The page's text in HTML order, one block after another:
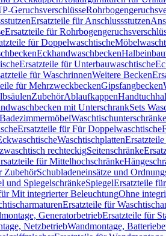
Geruchsverschlüsse
Ersatzteile für Anschlussstutzen
Ersatzteile für
für Doppelwaschtische
Eckhandwaschbecken
Ersatzteile für Unterbauwaschtische
für WaschrinnenWeitere Becken
für MehrzweckbeckenGipsfangbecken
ZubehörAblaufkappen
mit UnterschrankSets
BadezimmermöbelWaschtischunterschränke
Ersatzteile für Für Doppelwaschtische
Waschtischplatten
rechteckigSeitenschränke
für Mittelhochschränke
ZubehörSchubladeneinsätze und
und SpiegelschränkeSpiegelErsatzteile
Mit integrierter BeleuchtungOhne
Ersatzteile für
GeneratorbetriebErsatzteile für
NetzbetriebWandmontage,